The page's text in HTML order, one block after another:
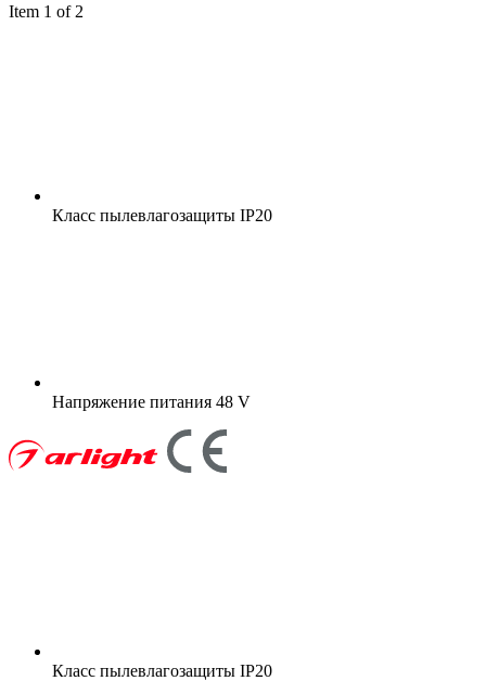
Item 1 of 2
Класс пылевлагозащиты IP20
Напряжение питания 48 V
Класс пылевлагозащиты IP20